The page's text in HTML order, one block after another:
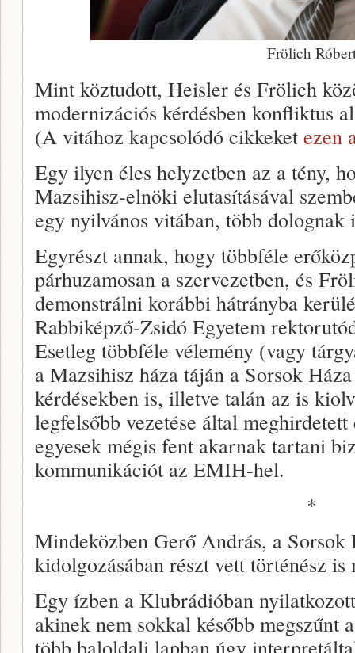
Frölich
Mint köztudott, Heisler és Frölich
modernizációs kérdésben konfliktus
(A vitához kapcsolódó cikkeket ezen
Egy ilyen éles helyzetben az a tény,
Mazsihisz-elnöki elutasításával
egy nyilvános vitában, több dolognak
Egyrészt annak, hogy többféle
párhuzamosan a szervezetben, és
demonstrálni korábbi hátrányba
Rabbiképző-Zsidó Egyetem
Esetleg többféle vélemény (vagy
a Mazsihisz háza táján a Sorsok
kérdésekben is, illetve talán az is
legfelsőbb vezetése által
egyesek mégis fent akarnak tartani
kommunikációt az EMIH-hel.
*
Mindeközben Gerő András, a Sorsok
kidolgozásában részt vett történész is
Egy ízben a Klubrádióban
akinek nem sokkal később megszűnt
több baloldali lapban úgy